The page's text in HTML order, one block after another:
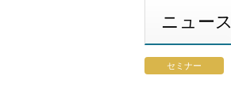
ニュース
セミナー